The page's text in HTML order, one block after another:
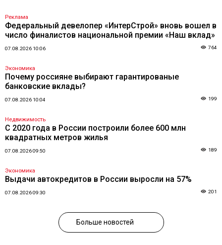
Реклама
Федеральный девелопер «ИнтерСтрой» вновь вошел в
число финалистов национальной премии «Наш вклад»
07.08.2026 10:06 764
Экономика
Почему россияне выбирают гарантированые
банковские вклады?
07.08.2026 10:04 199
Недвижимость
С 2020 года в России построили более 600 млн
квадратных метров жилья
07.08.2026 09:50 189
Экономика
Выдачи автокредитов в России выросли на 57%
07.08.2026 09:30 201
Больше новостей